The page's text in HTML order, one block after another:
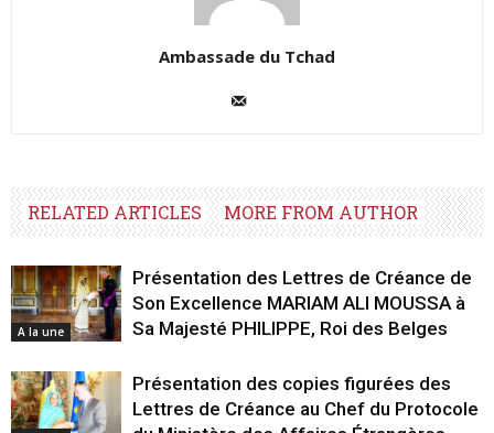
Ambassade du Tchad
RELATED ARTICLES MORE FROM AUTHOR
A la une
Présentation des Lettres de Créance de
Son Excellence MARIAM ALI MOUSSA à
Sa Majesté PHILIPPE, Roi des Belges
Présentation des copies figurées des
Lettres de Créance au Chef du Protocole